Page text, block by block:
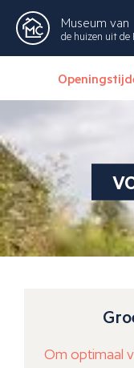
Museum van
de huizen uit de
Om optimaal